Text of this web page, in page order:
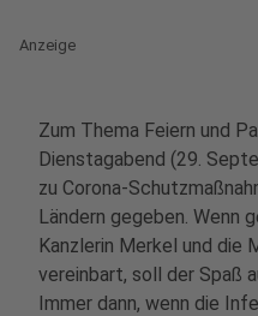
Anzeige
Zum Thema Feiern und
Dienstagabend (29.
zu Corona-
Ländern gegeben. Wenn
Kanzlerin Merkel und die
vereinbart, soll der Spaß
Immer dann, wenn die